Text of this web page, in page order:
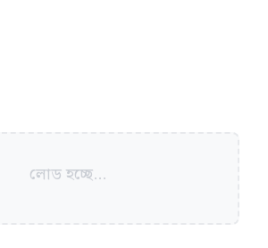
লোড হচ্ছে...